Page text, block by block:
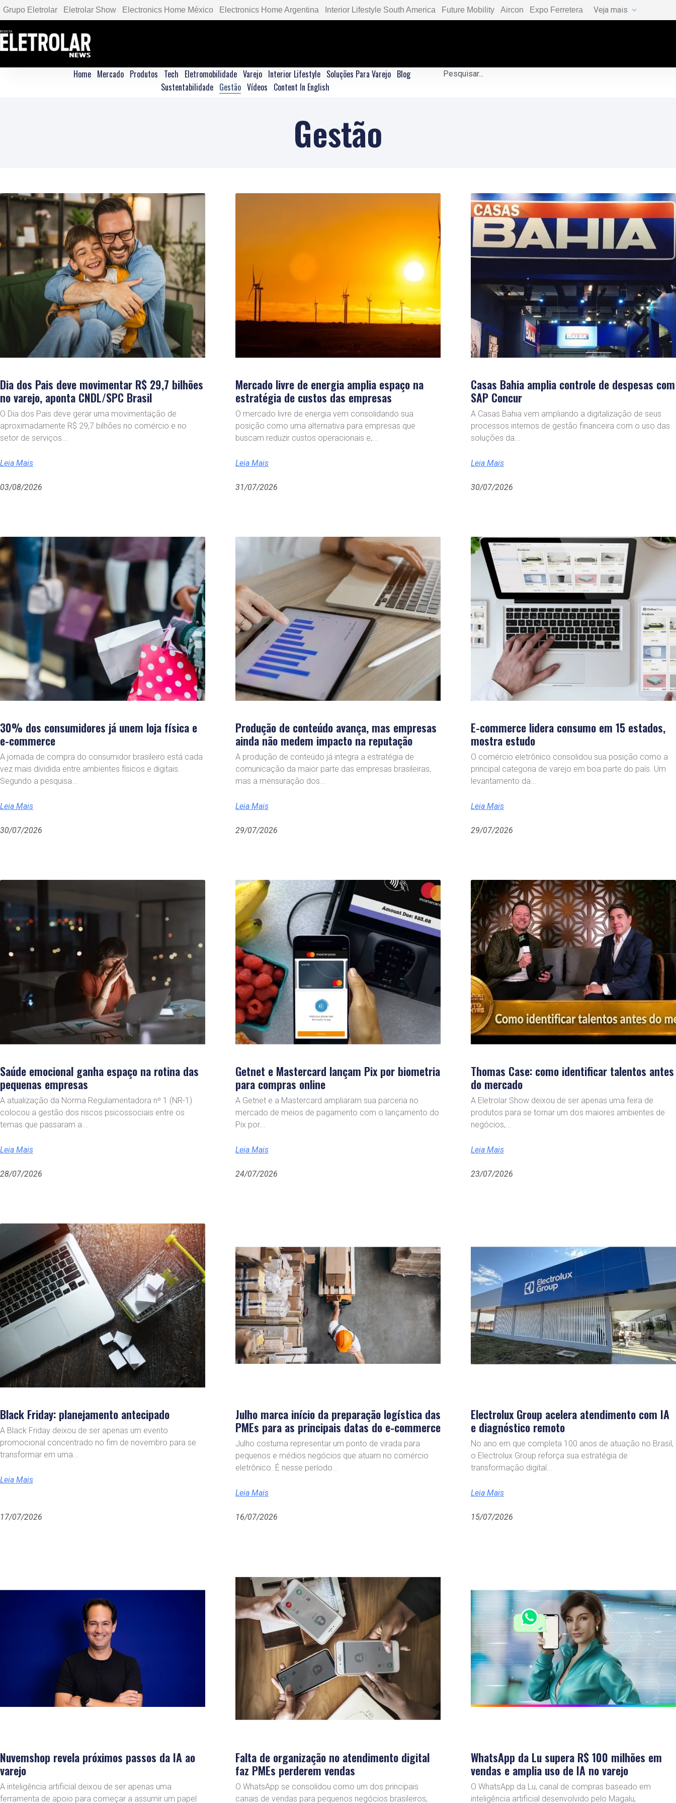
Grupo Eletrolar Eletrolar Show Electronics Home México Electronics Home Argentina Interior Lifestyle South America Future Mobility Aircon Expo Ferretera Veja mais
Home Mercado Produtos Tech Eletromobilidade Varejo Interior Lifestyle Soluções Para Varejo Blog
Sustentabilidade Gestão Vídeos Content In English
Gestão
Dia dos Pais deve movimentar R$ 29,7 bilhões
no varejo, aponta CNDL/SPC Brasil
O Dia dos Pais deve gerar uma movimentação de
aproximadamente R$ 29,7 bilhões no comércio e no
setor de serviços
Leia Mais
03/08/2026
Mercado livre de energia amplia espaço na
estratégia de custos das empresas
O mercado livre de energia vem consolidando sua
posição como uma alternativa para empresas que
buscam reduzir custos operacionais e,
Leia Mais
31/07/2026
Casas Bahia amplia controle de despesas com
SAP Concur
A Casas Bahia vem ampliando a digitalização de seus
processos internos de gestão financeira com o uso das
soluções da
Leia Mais
30/07/2026
30% dos consumidores já unem loja física e
e-commerce
A jornada de compra do consumidor brasileiro está cada
vez mais dividida entre ambientes físicos e digitais.
Segundo a pesquisa
Leia Mais
30/07/2026
Produção de conteúdo avança, mas empresas
ainda não medem impacto na reputação
A produção de conteúdo já integra a estratégia de
comunicação da maior parte das empresas brasileiras,
mas a mensuração dos
Leia Mais
29/07/2026
E-commerce lidera consumo em 15 estados,
mostra estudo
O comércio eletrônico consolidou sua posição como a
principal categoria de varejo em boa parte do país. Um
levantamento da
Leia Mais
29/07/2026
Saúde emocional ganha espaço na rotina das
pequenas empresas
A atualização da Norma Regulamentadora nº 1 (NR-1)
colocou a gestão dos riscos psicossociais entre os
temas que passaram a
Leia Mais
28/07/2026
Getnet e Mastercard lançam Pix por biometria
para compras online
A Getnet e a Mastercard ampliaram sua parceria no
mercado de meios de pagamento com o lançamento do
Pix por
Leia Mais
24/07/2026
Thomas Case: como identificar talentos antes
do mercado
A Eletrolar Show deixou de ser apenas uma feira de
produtos para se tornar um dos maiores ambientes de
negócios,
Leia Mais
23/07/2026
Black Friday: planejamento antecipado
A Black Friday deixou de ser apenas um evento
promocional concentrado no fim de novembro para se
transformar em uma
Leia Mais
17/07/2026
Julho marca início da preparação logística das
PMEs para as principais datas do e-commerce
Julho costuma representar um ponto de virada para
pequenos e médios negócios que atuam no comércio
eletrônico. É nesse período
Leia Mais
16/07/2026
Electrolux Group acelera atendimento com IA
e diagnóstico remoto
No ano em que completa 100 anos de atuação no Brasil,
o Electrolux Group reforça sua estratégia de
transformação digital
Leia Mais
15/07/2026
Nuvemshop revela próximos passos da IA ao
varejo
A inteligência artificial deixou de ser apenas uma
ferramenta de apoio para começar a assumir um papel
Falta de organização no atendimento digital
faz PMEs perderem vendas
O WhatsApp se consolidou como um dos principais
canais de vendas para pequenos negócios brasileiros,
WhatsApp da Lu supera R$ 100 milhões em
vendas e amplia uso de IA no varejo
O WhatsApp da Lu, canal de compras baseado em
inteligência artificial desenvolvido pelo Magalu,